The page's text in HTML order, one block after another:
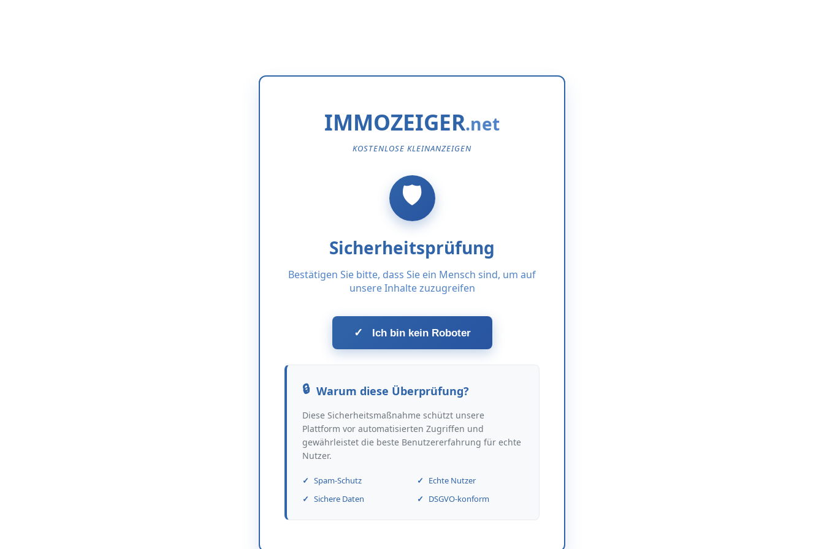
IMMOZEIGER
KOSTENLOSE KLEINANZEIGEN
Sicherheitsprüfung
Bestätigen Sie bitte, dass Sie ein Mensch sind, um auf
unsere Inhalte zuzugreifen
✓ Ich bin kein Roboter
Warum diese Überprüfung?
Diese Sicherheitsmaßnahme schützt unsere
Plattform vor automatisierten Zugriffen und
gewährleistet die beste Benutzererfahrung für echte
Nutzer.
Spam-Schutz
Echte Nutzer
Sichere Daten
DSGVO-konform